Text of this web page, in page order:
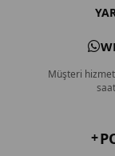
Müşteri